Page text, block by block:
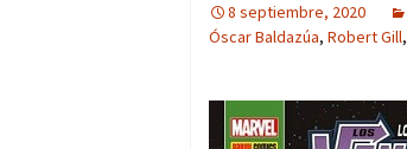
8 septiembre, 2020
Óscar Baldazúa, Robert Gill,